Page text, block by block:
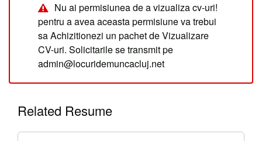
Nu ai permisiunea de a vizualiza cv-uri!
pentru a avea aceasta permisiune va trebui
sa Achizitionezi un pachet de Vizualizare
CV-uri. Solicitarile se transmit pe
admin@locuridemuncacluj.net
Related Resume